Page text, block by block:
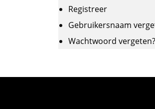
Registreer
Gebruikersnaam
Wachtwoord vergeten?